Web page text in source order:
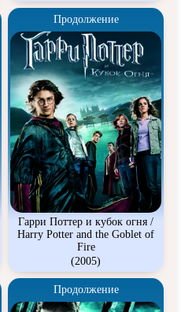
Продолжение
Гарри Поттер и кубок огня /
Harry Potter and the Goblet of
Fire
(2005)
Продолжение